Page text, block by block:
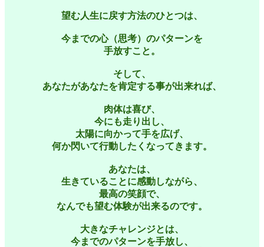
望む人生に戻す方法のひとつは、
今までの心（思考）のパターンを
手放すこと。
そして、
あなたがあなたを肯定する事が出来れば、
肉体は喜び、
今にも走り出し、
太陽に向かって手を広げ、
何か閃いて行動したくなってきます。
あなたは、
生きていることに感動しながら、
最高の笑顔で、
なんでも望む体験が出来るのです。
大きなチャレンジとは、
今までのパターンを手放し、